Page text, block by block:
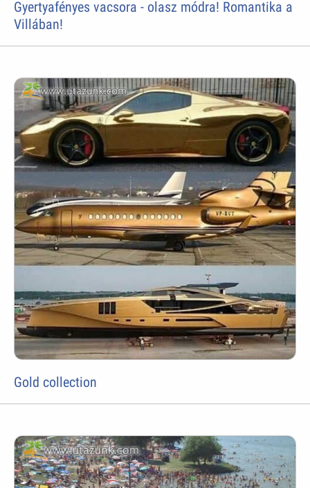
Gyertyafényes vacsora - olasz módra! Romantika a
Villában!
Gold collection